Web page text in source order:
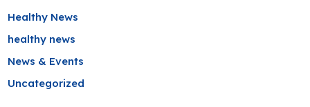
Healthy News
healthy news
News & Events
Uncategorized